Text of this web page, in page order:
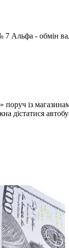
із
дістатися